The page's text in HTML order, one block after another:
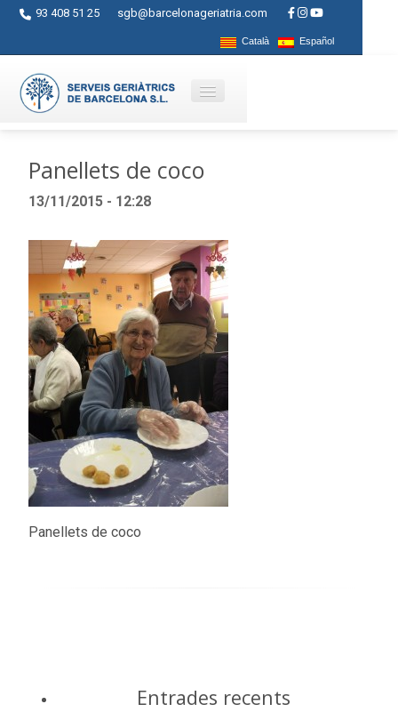
93 408 51 25 sgb@barcelonageriatria.com
Català Español
Serveis
Centres
Ajuts
Contacte
Blog
Panellets de coco
13/11/2015 - 12:28
Panellets de coco
Entrades recents